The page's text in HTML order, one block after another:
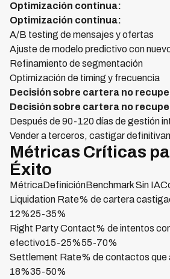
Optimización continua:
Optimización continua:
A/B testing de mensajes y ofertas
Ajuste de modelo predictivo con
Refinamiento de segmentación
Optimización de timing y frecuencia
Decisión sobre cartera no
Decisión sobre cartera no
Después de 90-120 días de gestión
Vender a terceros, castigar
Métricas Críticas
Éxito
MétricaDefiniciónBenchmark Sin
Liquidation Rate% de cartera
12%25-35%
Right Party Contact% de intentos
efectivo15-25%55-70%
Settlement Rate% de contactos que
18%35-50%